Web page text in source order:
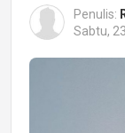
Penulis:
Sabtu,